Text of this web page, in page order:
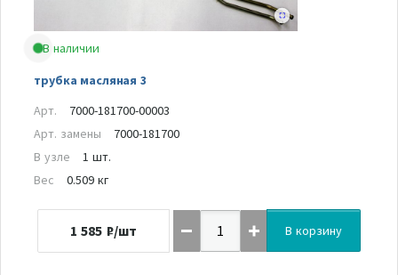
В наличии
трубка масляная 3
Арт.
7000-181700-00003
Арт. замены
7000-181700
В узле
1 шт.
Вес
0.509 кг
1 585 ₽/шт В корзину